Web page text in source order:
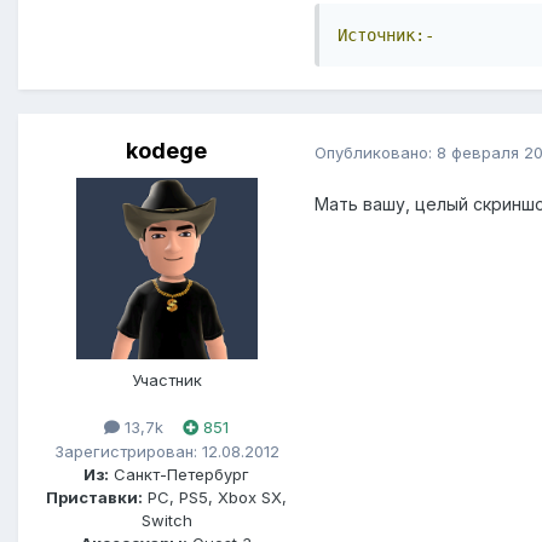
Источник:-
kodege
Участник
13,7k
851
Зарегистрирован: 12.08.2012
Из: Санкт-Петербург
Приставки: PC, PS5, Xbox SX,
Switch
Опубликовано: 8 февраля
Мать вашу, целый